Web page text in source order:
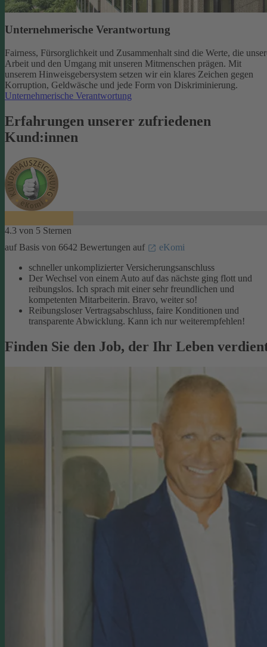
Unternehmerische Verantwortung
Fairness, Fürsorglichkeit und Zusammenhalt sind die Werte, die
Arbeit und den Umgang mit unseren Mitmenschen prägen. Mit
unserem Hinweisgebersystem setzen wir ein klares Zeichen gegen
Korruption, Geldwäsche und jede Form von Diskriminierung.
Unternehmerische Verantwortung
Erfahrungen unserer zufriedenen
Kund:innen
4.3 von 5 Sternen
auf Basis von 6642 Bewertungen auf
eKomi
schneller unkomplizierter Versicherungsanschluss
Der Wechsel von einem Auto auf das nächste ging flott und
reibungslos. Ich sprach mit einer sehr freundlichen und
kompetenten Mitarbeiterin. Bravo, weiter so!
Reibungsloser Vertragsabschluss, faire Konditionen und
transparente Abwicklung. Kann ich nur weiterempfehlen!
Finden Sie den Job, der Ihr Leben